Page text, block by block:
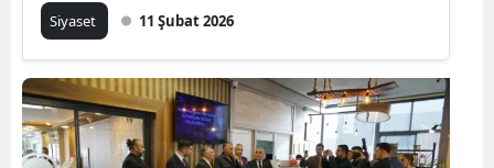
Siyaset 11 Şubat 2026